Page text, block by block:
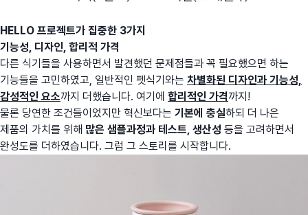
HELLO 프로젝트가 집중한 3가지
기능성, 디자인, 합리적 가격
다른 식기들을 사용하면서 발견했던 문제점들과 꼭 필요했으면 하는
기능들을 고민하였고, 일반적인 펫식기와는 차별화된 디자인과 기능성,
감성적인 요소까지 더했습니다. 여기에 합리적인 가격까지!
물론 당연한 조건들이었지만 혁신보다는 기본에 충실하되 더 나은
제품의 가치를 위해 많은 샘플과정과 테스트, 생산성 등을 고려하면서
완성도를 더하였습니다. 그럼 그 스토리를 시작합니다.